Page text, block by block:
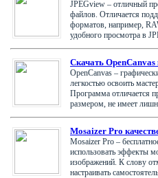
JPEGview – отличный
файлов. Отличается
форматов, например,
удобного просмотра в
Скачать OpenCanvas
OpenCanvas –
легкостью освоить
Программа отличается
размером, не имеет
Mosaizer Pro
Mosaizer Pro –
использовать эффекты
изображений. К слову
настраивать